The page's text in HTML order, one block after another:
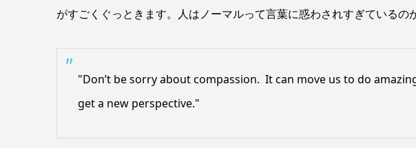
がすごくぐっときます。人はノーマルって言葉に惑わされすぎているの
"Don’t be sorry about compassion. It can move us to do
get a new perspective."